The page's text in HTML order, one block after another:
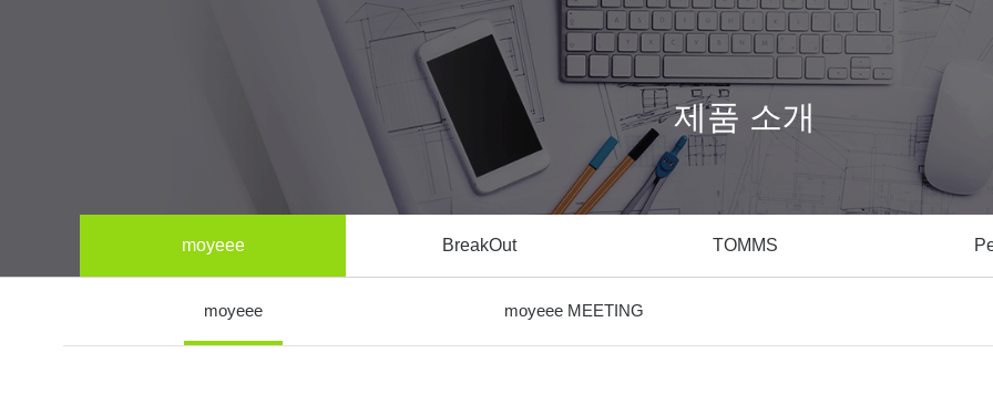
제품 소개
moyeee BreakOut TOMMS
moyeee moyeee MEETING